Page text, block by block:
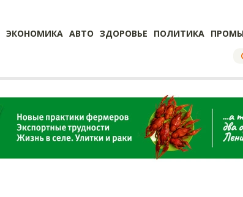
ЭКОНОМИКА АВТО ЗДОРОВЬЕ ПОЛИТИКА